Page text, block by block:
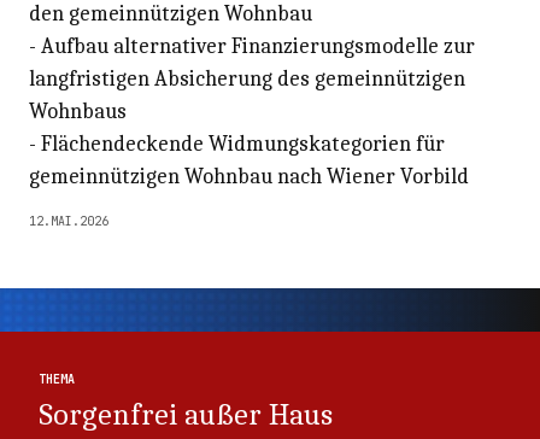
den gemeinnützigen Wohnbau
- Aufbau alternativer Finanzierungsmodelle zur
langfristigen Absicherung des gemeinnützigen
Wohnbaus
- Flächendeckende Widmungskategorien für
gemeinnützigen Wohnbau nach Wiener Vorbild
12.MAI.2026
THEMA
Sorgenfrei außer Haus